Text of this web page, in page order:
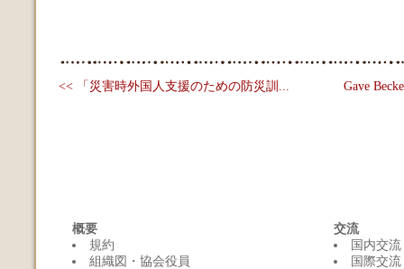
<< 「災害時外国人支援のための防災訓... Gave
概要
規約
組織図・協会役員
交流
国内交流
国際交流